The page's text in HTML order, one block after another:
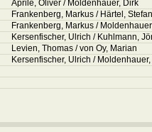
Aprile, Oliver / Moldenhauer, Dirk
Frankenberg, Markus / Härtel, Stefan
Frankenberg, Markus /
Kersenfischer, Ulrich / Kuhlmann,
Levien, Thomas / von Oy, Marian
Kersenfischer, Ulrich /